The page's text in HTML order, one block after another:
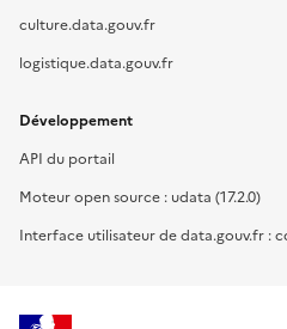
culture.data.gouv.fr
logistique.data.gouv.fr
Développement
API du portail
Moteur open source : udata (17.2.0)
Interface utilisateur de data.gouv.fr :